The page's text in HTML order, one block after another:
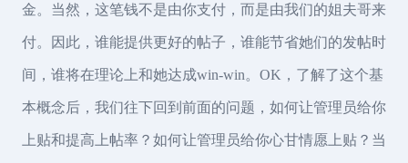
金。当然，这笔钱不是由你支付，而是由我们的姐夫哥来
付。因此，谁能提供更好的帖子，谁能节省她们的发帖时
间，谁将在理论上和她达成win-win。OK，了解了这个基
本概念后，我们往下回到前面的问题，如何让管理员给你
上贴和提高上帖率？如何让管理员给你心甘情愿上贴？当